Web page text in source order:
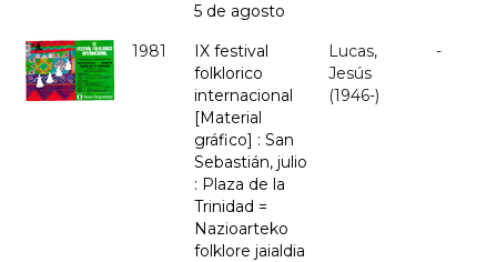
5 de agosto
1981
IX festival
folklorico
internacional
[Material
gráfico] : San
Sebastián, julio
: Plaza de la
Trinidad =
Nazioarteko
folklore jaialdia
Lucas,
Jesús
(1946-)
-